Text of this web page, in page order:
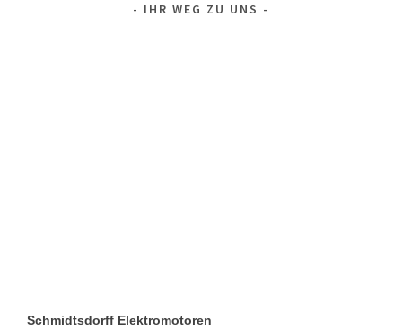
IHR WEG ZU UNS
Schmidtsdorff Elektromotoren